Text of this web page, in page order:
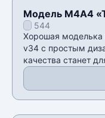
Модель М4А4
544
Хорошая моделька
v34 с простым
качества станет